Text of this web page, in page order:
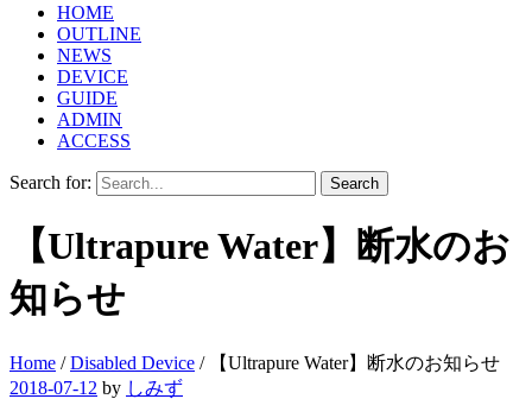
HOME
OUTLINE
NEWS
DEVICE
GUIDE
ADMIN
ACCESS
Search for:
【Ultrapure Water】断水のお
知らせ
Home /Disabled Device /
【Ultrapure Water】断水のお知らせ
2018-07-12 by しみず